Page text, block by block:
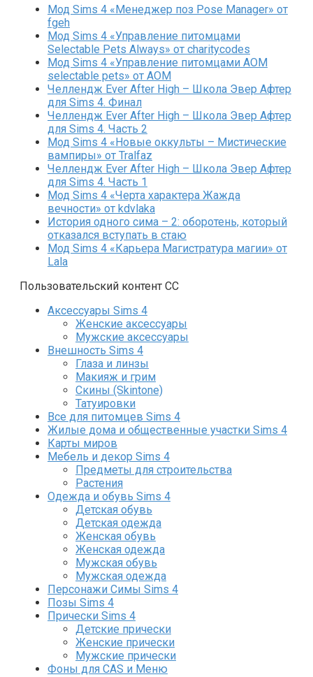
Мод Sims 4 «Менеджер поз Pose Manager» от
fgeh
Мод Sims 4 «Управление питомцами
Selectable Pets Always» от charitycodes
Мод Sims 4 «Управление питомцами AOM
selectable pets» от AOM
Челлендж Ever After High – Школа Эвер Афтер
для Sims 4. Финал
Челлендж Ever After High – Школа Эвер Афтер
для Sims 4. Часть 2
Мод Sims 4 «Новые оккульты – Мистические
вампиры» от Tralfaz
Челлендж Ever After High – Школа Эвер Афтер
для Sims 4. Часть 1
Мод Sims 4 «Черта характера Жажда
вечности» от kdvlaka
История одного сима – 2: оборотень, который
отказался вступать в стаю
Мод Sims 4 «Карьера Магистратура магии» от
Lala
Пользовательский контент СС
Аксессуары Sims 4
Женские аксессуары
Мужские аксессуары
Внешность Sims 4
Глаза и линзы
Макияж и грим
Скины (Skintone)
Татуировки
Все для питомцев Sims 4
Жилые дома и общественные участки Sims 4
Карты миров
Мебель и декор Sims 4
Предметы для строительства
Растения
Одежда и обувь Sims 4
Детская обувь
Детская одежда
Женская обувь
Женская одежда
Мужская обувь
Мужская одежда
Персонажи Симы Sims 4
Позы Sims 4
Прически Sims 4
Детские прически
Женские прически
Мужские прически
Фоны для CAS и Меню